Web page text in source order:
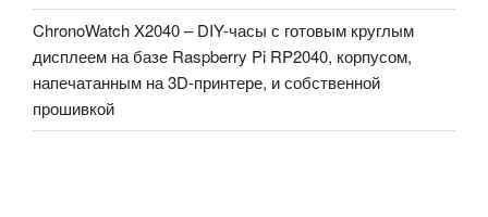
ChronoWatch X2040 – DIY-часы с готовым круглым
дисплеем на базе Raspberry Pi RP2040, корпусом,
напечатанным на 3D-принтере, и собственной
прошивкой